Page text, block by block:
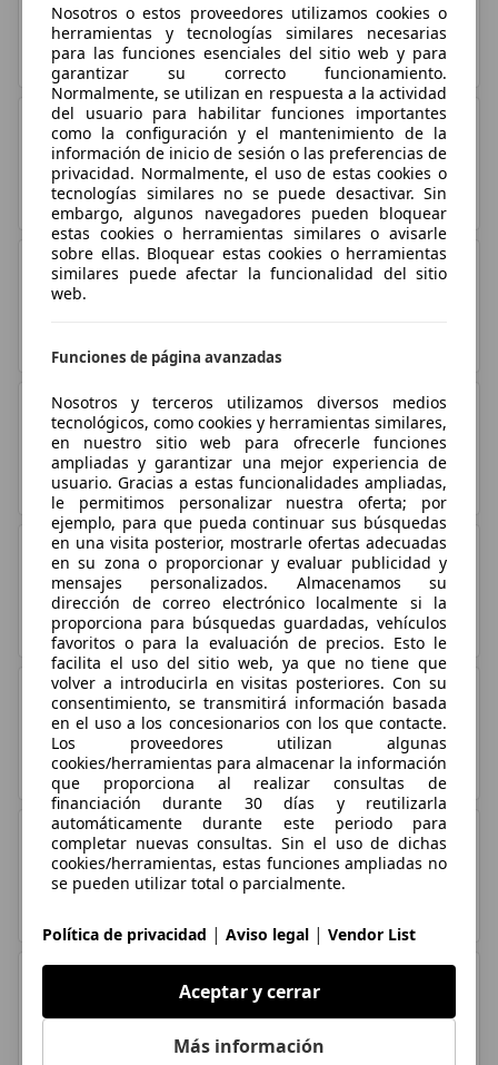
Nosotros o estos proveedores utilizamos cookies o
herramientas y tecnologías similares necesarias
para las funciones esenciales del sitio web y para
garantizar su correcto funcionamiento.
Normalmente, se utilizan en respuesta a la actividad
del usuario para habilitar funciones importantes
como la configuración y el mantenimiento de la
información de inicio de sesión o las preferencias de
privacidad. Normalmente, el uso de estas cookies o
tecnologías similares no se puede desactivar. Sin
embargo, algunos navegadores pueden bloquear
estas cookies o herramientas similares o avisarle
sobre ellas. Bloquear estas cookies o herramientas
similares puede afectar la funcionalidad del sitio
web.
Funciones de página avanzadas
Nosotros y terceros utilizamos diversos medios
tecnológicos, como cookies y herramientas similares,
en nuestro sitio web para ofrecerle funciones
ampliadas y garantizar una mejor experiencia de
usuario. Gracias a estas funcionalidades ampliadas,
le permitimos personalizar nuestra oferta; por
ejemplo, para que pueda continuar sus búsquedas
en una visita posterior, mostrarle ofertas adecuadas
en su zona o proporcionar y evaluar publicidad y
mensajes personalizados. Almacenamos su
dirección de correo electrónico localmente si la
proporciona para búsquedas guardadas, vehículos
favoritos o para la evaluación de precios. Esto le
facilita el uso del sitio web, ya que no tiene que
volver a introducirla en visitas posteriores. Con su
consentimiento, se transmitirá información basada
en el uso a los concesionarios con los que contacte.
Los proveedores utilizan algunas
cookies/herramientas para almacenar la información
que proporciona al realizar consultas de
financiación durante 30 días y reutilizarla
automáticamente durante este periodo para
completar nuevas consultas. Sin el uso de dichas
cookies/herramientas, estas funciones ampliadas no
se pueden utilizar total o parcialmente.
Política de privacidad | Aviso legal | Vendor List
Aceptar y cerrar
Más información
Toyota
71 pruebas
Volkswagen
146 pruebas
Hyundai
53 pruebas
Ford
80 pruebas
5 pruebas
Tesla
126 pruebas